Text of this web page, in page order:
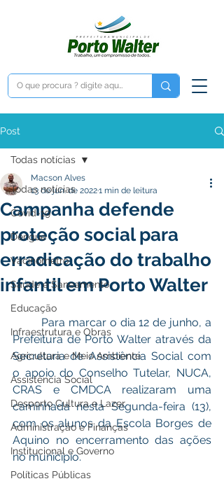
Post
Todas notícias
Covid-19
Dengue
Vacinômetro
Saúde e Saneamento
Educação
Infraestrutura e Obras
Agricultura e Meio Ambiente
Assistência Social
Desporto Cultura e Lazer
Administração e Finanças
Institucional e Governo
Políticas Públicas
Todas notícias
Campanha defende
proteção social para
erradicação do trabalho
infantil em Porto Walter
Macson Alves
13 de jun. de 20221 min de leitura
Prefeitura de Porto Walter através da
Secretaria de Assistência Social com
o apoio do Conselho Tutelar, NUCA,
CRAS e CMDCA realizaram uma
caminhada nesta Segunda-feira (13),
com os alunos da Escola Borges de
Aquino no encerramento das ações
no município.